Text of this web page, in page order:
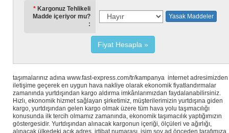
Kargonuz Tehlikeli
Madde içeriyor mu?
Yasak Maddeler
Fiyat Hesapla
taşımalarınız adına www.fast-express.com/tr/kampanya internet adresimizden
iletişime geçerek en uygun hava nakliye olarak ekonomik fiyatlandırmalar
zamanında yurtdışından kargo aldırma imkânlarımızdan faydalanabilirsiniz.
Hızlı, ekonomik hizmet sağlayan şirketimiz, müşterilerimizin yurtdışına giden
kargo, yurtdışından gelen kargo olmak üzere tüm hava yolu taşımacılığı
konusunda ilk tercih olmamız zamanında, ekonomik taşımacılık yaptığımızın
göstergesidir. Yurtdışından alınacak kargonun içeriği, ölçüleri ve ağırlığı,
alınacak ülkedeki açık adres, irtibat numarası, isim soy ad önceden tarafımıza